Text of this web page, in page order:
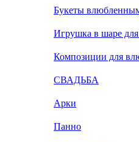
Букеты
Игрушка в шаре
Композиции для
СВАДЬБА
Арки
Панно